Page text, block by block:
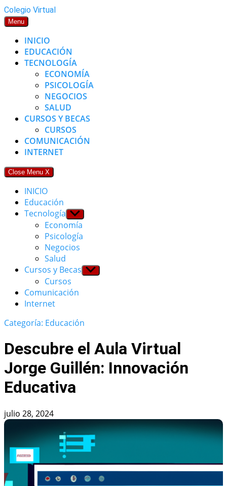
Skip
to
Colegio Virtual
Menu
INICIO
EDUCACIÓN
TECNOLOGÍA
ECONOMÍA
PSICOLOGÍA
NEGOCIOS
SALUD
CURSOS Y BECAS
CURSOS
COMUNICACIÓN
INTERNET
Close Menu X
INICIO
Educación
Tecnología Show
sub
menu
Economía
Psicología
Negocios
Salud
Cursos y Becas Show
sub
Cursos
Comunicación
Internet
Categoría: Educación
Descubre el Aula Virtual
Jorge Guillén: Innovación
Educativa
julio 28, 2024